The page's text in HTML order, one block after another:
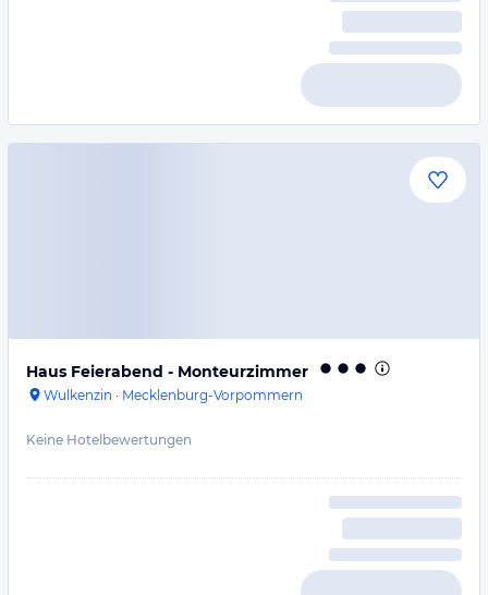
Haus Feierabend - Monteurzimmer
Wulkenzin · Mecklenburg-Vorpommern
Keine Hotelbewertungen